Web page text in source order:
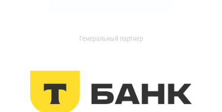
Генеральный партнер